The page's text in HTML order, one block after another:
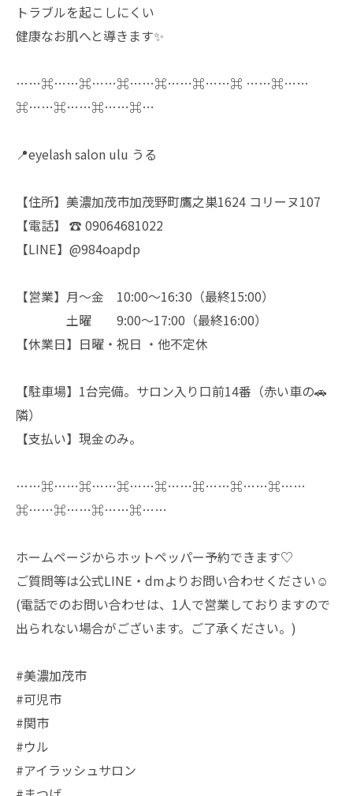
トラブルを起こしにくい
健康なお肌へと導きます✨
……⌘……⌘……⌘……⌘……⌘……⌘ ……⌘……
⌘……⌘……⌘……⌘…
📍eyelash salon ulu うる
【住所】美濃加茂市加茂野町鷹之巣1624 コリーヌ107
【電話】 ☎︎ 09064681022
【LINE】@984oapdp
【営業】月〜金 10:00〜16:30（最終15:00）
土曜 9:00〜17:00（最終16:00）
【休業日】日曜・祝日 ・他不定休
【駐車場】1台完備。サロン入り口前14番（赤い車の🚗
隣）
【支払い】現金のみ。
……⌘……⌘……⌘……⌘……⌘……⌘……⌘……
⌘……⌘……⌘……⌘……
ホームページからホットペッパー予約できます♡
ご質問等は公式LINE・dmよりお問い合わせください☺️
(電話でのお問い合わせは、1人で営業しておりますので
出られない場合がございます。ご了承ください。)
#美濃加茂市
#可児市
#関市
#ウル
#アイラッシュサロン